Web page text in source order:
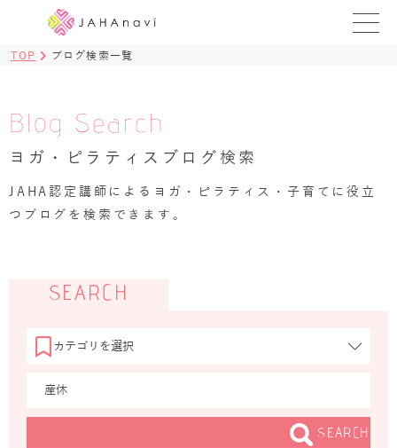
BLOG
ヨガ資格講座 ›
TOP ブログ検索一覧
Blog Search
ヨガ・ピラティスブログ検索
JAHA認定講師によるヨガ・ピラティス・子育てに役立
つブログを検索できます。
SEARCH
SEARCH